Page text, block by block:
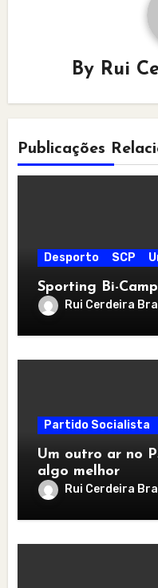
By Rui
Publicações
Desporto SCP
Sporting Bi-
Rui Cerdeira
Partido Socialista
Um outro ar no
algo melhor
Rui Cerdeira